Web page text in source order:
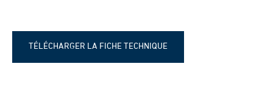
TÉLÉCHARGER LA FICHE TECHNIQUE